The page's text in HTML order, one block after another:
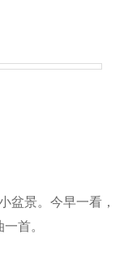
盆景。今早一看，
首。